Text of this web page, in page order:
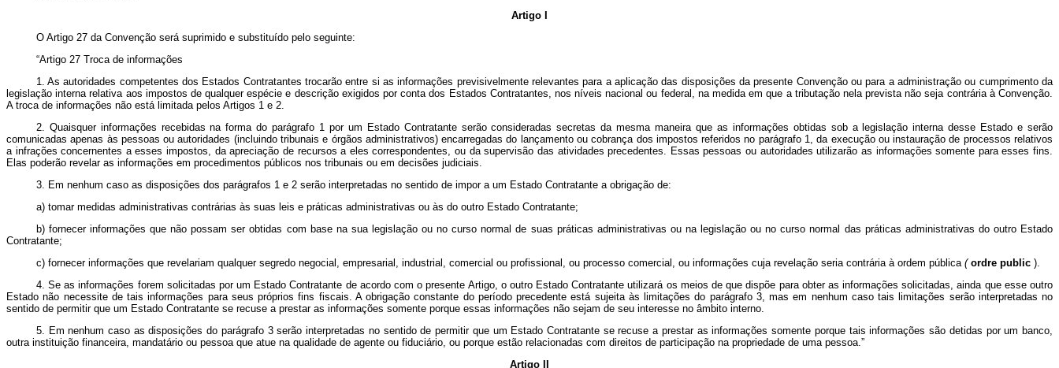
Artigo I
O Artigo 27 da Convenção será suprimido e substituído pelo seguinte:
“Artigo 27 Troca de informações
1. As autoridades competentes dos Estados Contratantes trocarão entre si as informações previsivelmente relevantes para a aplicação das disposições da presente Convenção ou para a administração ou cumprimento da
legislação interna relativa aos impostos de qualquer espécie e descrição exigidos por conta dos Estados Contratantes, nos níveis nacional ou federal, na medida em que a tributação nela prevista não seja contrária à Convenção.
A troca de informações não está limitada pelos Artigos 1 e 2.
2. Quaisquer informações recebidas na forma do parágrafo 1 por um Estado Contratante serão consideradas secretas da mesma maneira que as informações obtidas sob a legislação interna desse Estado e serão
comunicadas apenas às pessoas ou autoridades (incluindo tribunais e órgãos administrativos) encarregadas do lançamento ou cobrança dos impostos referidos no parágrafo 1, da execução ou instauração de processos relativos
a infrações concernentes a esses impostos, da apreciação de recursos a eles correspondentes, ou da supervisão das atividades precedentes. Essas pessoas ou autoridades utilizarão as informações somente para esses fins.
Elas poderão revelar as informações em procedimentos públicos nos tribunais ou em decisões judiciais.
3. Em nenhum caso as disposições dos parágrafos 1 e 2 serão interpretadas no sentido de impor a um Estado Contratante a obrigação de:
a) tomar medidas administrativas contrárias às suas leis e práticas administrativas ou às do outro Estado Contratante;
b) fornecer informações que não possam ser obtidas com base na sua legislação ou no curso normal de suas práticas administrativas ou na legislação ou no curso normal das práticas administrativas do outro Estado
Contratante;
c) fornecer informações que revelariam qualquer segredo negocial, empresarial, industrial, comercial ou profissional, ou processo comercial, ou informações cuja revelação seria contrária à ordem pública (ordre public ).
4. Se as informações forem solicitadas por um Estado Contratante de acordo com o presente Artigo, o outro Estado Contratante utilizará os meios de que dispõe para obter as informações solicitadas, ainda que esse outro
Estado não necessite de tais informações para seus próprios fins fiscais. A obrigação constante do período precedente está sujeita às limitações do parágrafo 3, mas em nenhum caso tais limitações serão interpretadas no
sentido de permitir que um Estado Contratante se recuse a prestar as informações somente porque essas informações não sejam de seu interesse no âmbito interno.
5. Em nenhum caso as disposições do parágrafo 3 serão interpretadas no sentido de permitir que um Estado Contratante se recuse a prestar as informações somente porque tais informações são detidas por um banco,
outra instituição financeira, mandatário ou pessoa que atue na qualidade de agente ou fiduciário, ou porque estão relacionadas com direitos de participação na propriedade de uma pessoa.”
Artigo II